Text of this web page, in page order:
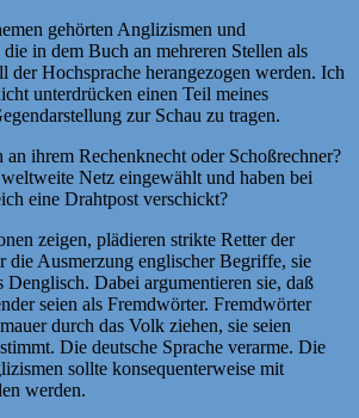
gehörten Anglizismen und
in dem Buch an mehreren Stellen als
der Hochsprache herangezogen werden. Ich
unterdrücken einen Teil meines
zur Schau zu tragen.
an ihrem Rechenknecht oder Schoßrechner?
Netz eingewählt und haben bei
eine Drahtpost verschickt?
zeigen, plädieren strikte Retter der
die Ausmerzung englischer Begriffe, sie
Denglisch. Dabei argumentieren sie, daß
seien als Fremdwörter. Fremdwörter
durch das Volk ziehen, sie seien
Die deutsche Sprache verarme. Die
sollte konsequenterweise mit
werden.